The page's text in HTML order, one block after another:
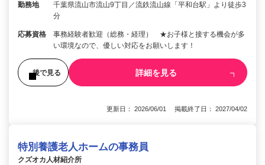
勤務地
千葉県流山市流山9丁目／流鉄流山線「平和台駅」より徒歩3
分
応募資格
事務経験者歓迎（総務・経理） ★お子様と接する機会が多
い環境なので、優しい対応をお願いします！
後で見る 詳細を見る
更新日： 2026/06/01 掲載終了日： 2027/04/02
特別養護老人ホームの事務員
クズオカ人材紹介所